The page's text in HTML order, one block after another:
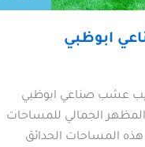
ابوظبي
عشب صناعي ابوظبي
الجمالي للمساحات
المساحات الحدائق